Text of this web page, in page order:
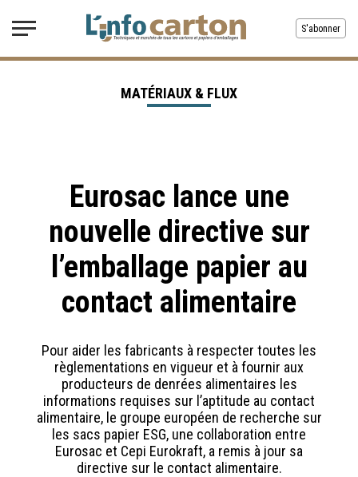
S'abonner
Eurosac lance une
nouvelle directive sur
l’emballage papier au
contact alimentaire
Pour aider les fabricants à respecter toutes les
règlementations en vigueur et à fournir aux
producteurs de denrées alimentaires les
informations requises sur l’aptitude au contact
alimentaire, le groupe européen de recherche sur
les sacs papier ESG, une collaboration entre
Eurosac et Cepi Eurokraft, a remis à jour sa
directive sur le contact alimentaire.
MATÉRIAUX & FLUX